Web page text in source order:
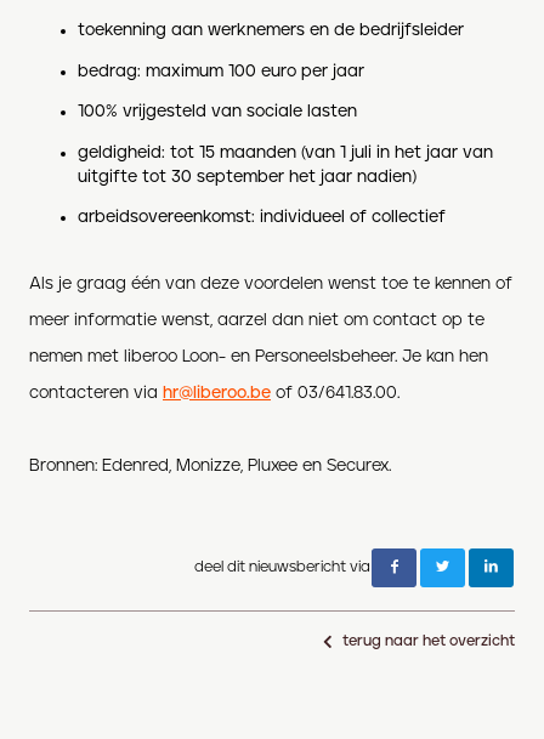
toekenning aan werknemers en de bedrijfsleider
bedrag: maximum 100 euro per jaar
100% vrijgesteld van sociale lasten
geldigheid: tot 15 maanden (van 1 juli in het jaar van
uitgifte tot 30 september het jaar nadien)
arbeidsovereenkomst: individueel of collectief
Als je graag één van deze voordelen wenst toe te kennen of
meer informatie wenst, aarzel dan niet om contact op te
nemen met liberoo Loon- en Personeelsbeheer. Je kan hen
contacteren via hr@liberoo.be of 03/641.83.00.
Bronnen: Edenred, Monizze, Pluxee en Securex.
deel dit nieuwsbericht via
terug naar het overzicht